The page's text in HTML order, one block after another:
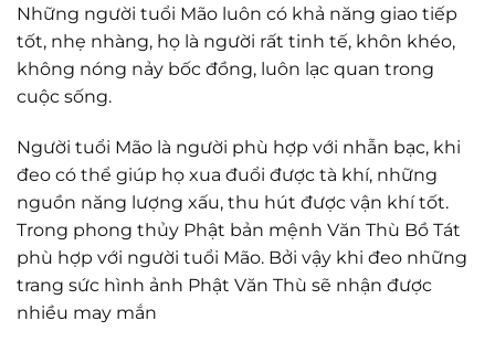
Những người tuổi Mão luôn có khả năng giao tiếp
tốt, nhẹ nhàng, họ là người rất tinh tế, khôn khéo,
không nóng nảy bốc đồng, luôn lạc quan trong
cuộc sống.
Người tuổi Mão là người phù hợp với nhẫn bạc, khi
đeo có thể giúp họ xua đuổi được tà khí, những
nguồn năng lượng xấu, thu hút được vận khí tốt.
Trong phong thủy Phật bản mệnh Văn Thù Bồ Tát
phù hợp với người tuổi Mão. Bởi vậy khi đeo những
trang sức hình ảnh Phật Văn Thù sẽ nhận được
nhiều may mắn